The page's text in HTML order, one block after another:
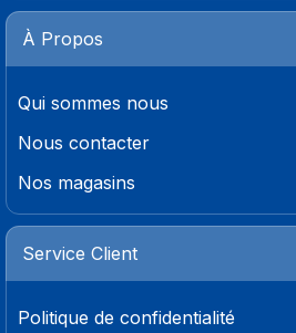
À Propos
Qui sommes nous
Nous contacter
Nos magasins
Service Client
Politique de confidentialité